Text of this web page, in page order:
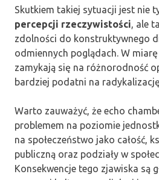
Skutkiem takiej sytuacji jest nie
percepcji rzeczywistości , ale
zdolności do konstruktywnego
odmiennych poglądach. W
zamykają się na różnorodność
bardziej podatni na
Warto zauważyć, że echo
problemem na poziomie
na społeczeństwo jako całość,
publiczną oraz podziały w
Konsekwencje tego zjawiska są